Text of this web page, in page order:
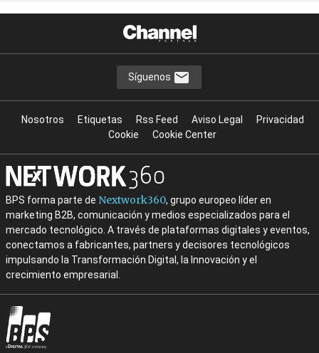
Síguenos
Nosotros Etiquetas Rss Feed Aviso Legal
Privacidad
Cookie
Cookie Center
BPS forma parte de Nextwork360, grupo europeo líder en
marketing B2B, comunicación y medios especializados para el
mercado tecnológico. A través de plataformas digitales y eventos,
conectamos a fabricantes, partners y decisores tecnológicos
impulsando la Transformación Digital, la Innovación y el
crecimiento empresarial.